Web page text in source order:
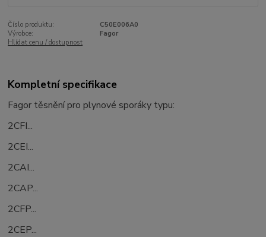
Číslo produktu:
C50E006A0
Výrobce:
Fagor
Hlídat cenu / dostupnost
Kompletní specifikace
Fagor těsnění pro plynové sporáky typu:
2CFI...
2CEI...
2CAI...
2CAP...
2CFP...
2CEP...